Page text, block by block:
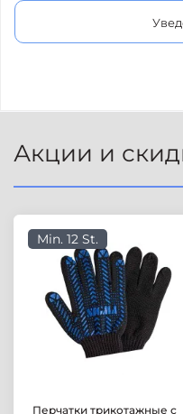
Акции и
Min. 12 St.
Перчатки трикотажные с